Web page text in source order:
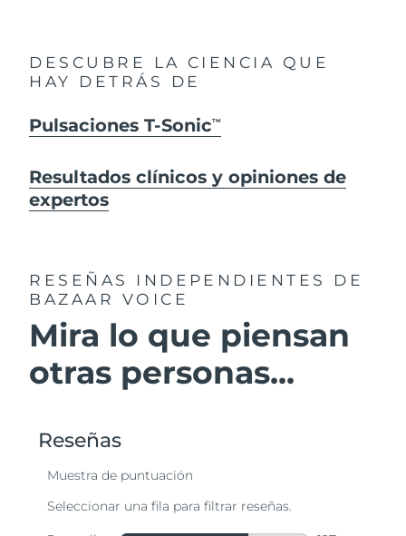
DESCUBRE LA CIENCIA QUE
HAY DETRÁS DE
Pulsaciones T-SonicTM
Resultados clínicos y opiniones de
expertos
RESEÑAS INDEPENDIENTES
DE
BAZAAR VOICE
Mira lo que piensan
otras personas...